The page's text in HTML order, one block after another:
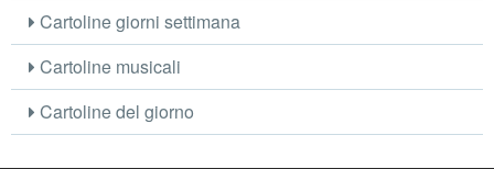
Cartoline giorni settimana
Cartoline musicali
Cartoline del giorno